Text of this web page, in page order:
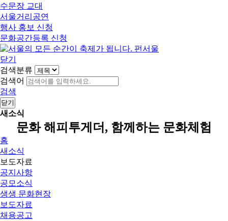
수문장 교대
서울거리공연
행사 홍보 신청
문화공간등록 신청
닫기
검색분류
검색어
검색
닫기
새소식
문화 해피투게더, 함께하는 문화체험
홈
새소식
보도자료
공지사항
공모소식
생생 문화현장
보도자료
채용공고